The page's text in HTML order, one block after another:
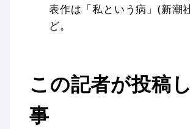
表作は「私という病」(新潮
ど。
この記者が投稿
事